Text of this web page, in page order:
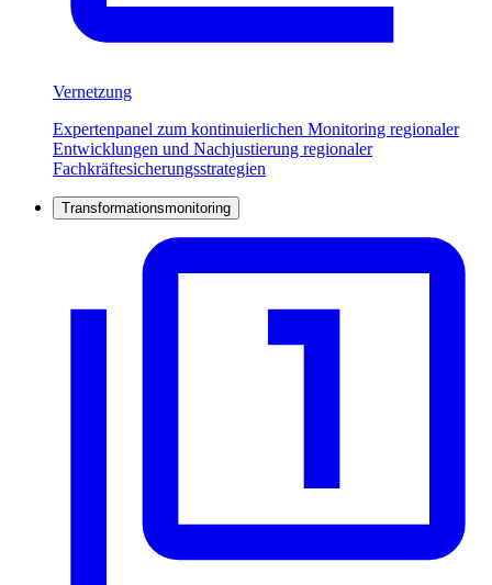
Vernetzung
Expertenpanel zum kontinuierlichen Monitoring regionaler
Entwicklungen und Nachjustierung regionaler
Fachkräftesicherungsstrategien
Transformationsmonitoring